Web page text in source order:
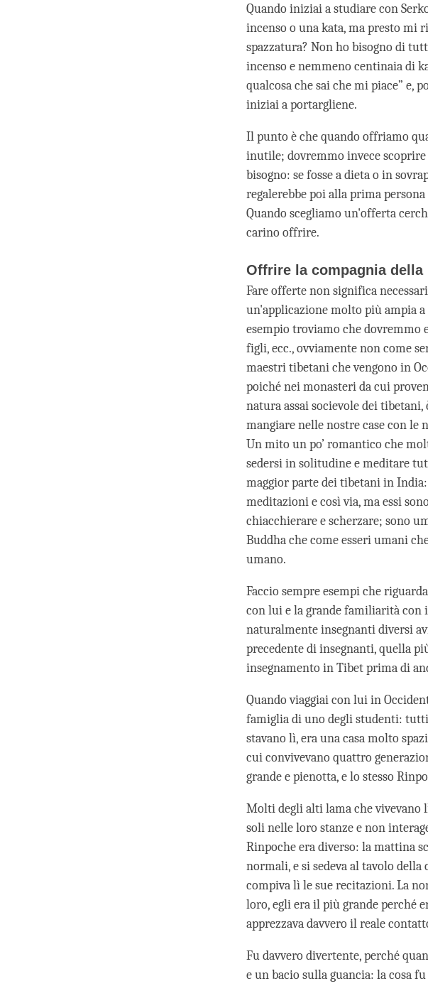
Quando iniziai a studiare con
incenso o una kata, ma presto mi
spazzatura? Non ho bisogno di
incenso e nemmeno centinaia di
qualcosa che sai che mi piace” e,
iniziai a portargliene.
Il punto è che quando offriamo
inutile; dovremmo invece
bisogno: se fosse a dieta o in
regalerebbe poi alla prima
Quando scegliamo un'offerta
carino offrire.
Offrire la compagnia
Fare offerte non significa
un'applicazione molto più ampia
esempio troviamo che dovremmo
figli, ecc., ovviamente non come
maestri tibetani che vengono in
poiché nei monasteri da cui
natura assai socievole dei
mangiare nelle nostre case con le
Un mito un po’ romantico che
sedersi in solitudine e meditare
maggior parte dei tibetani in
meditazioni e così via, ma essi
chiacchierare e scherzare; sono
Buddha che come esseri umani
umano.
Faccio sempre esempi che
con lui e la grande familiarità con
naturalmente insegnanti diversi
precedente di insegnanti, quella
insegnamento in Tibet prima di
Quando viaggiai con lui in
famiglia di uno degli studenti:
stavano lì, era una casa molto
cui convivevano quattro
grande e pienotta, e lo stesso
Molti degli alti lama che vivevano
soli nelle loro stanze e non
Rinpoche era diverso: la mattina
normali, e si sedeva al tavolo
compiva lì le sue recitazioni. La
loro, egli era il più grande perché
apprezzava davvero il reale
Fu davvero divertente, perché
e un bacio sulla guancia: la cosa